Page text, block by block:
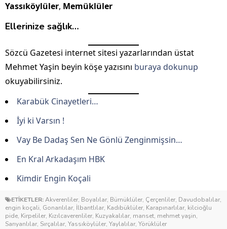
Yassıköylüler, Memüklüler
Ellerinize sağlık…
Sözcü Gazetesi internet sitesi yazarlarından üstat
Mehmet Yaşin beyin köşe yazısını buraya dokunup
okuyabilirsiniz.
Karabük Cinayetleri…
İyi ki Varsın !
Vay Be Dadaş Sen Ne Gönlü Zenginmişsin…
En Kral Arkadaşım HBK
Kimdir Engin Koçali
ETİKETLER:Akverenliler, Boyalılar, Bürnüklüler, Çerçenliler, Davudobalılar,
engin koçali, Gonarılılar, İlbarıtlılar, Kadıbüklüler, Karapınarlılar, kilcioğlu
pide, Kirpeliler, Kızılcaverenliler, Kuzyakalılar, manset, mehmet yaşin,
Sarıyanlılar, Sırçalılar, Yassıköylüler, Yaylalılar, Yörüklüler